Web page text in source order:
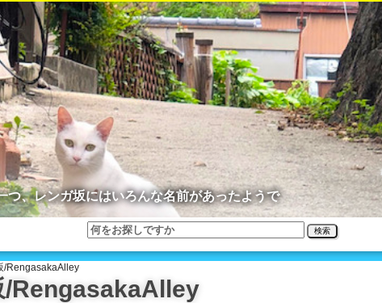
検索
つ、レンガ坂にはいろんな名前があったようで
/RengasakaAlley
/RengasakaAlley